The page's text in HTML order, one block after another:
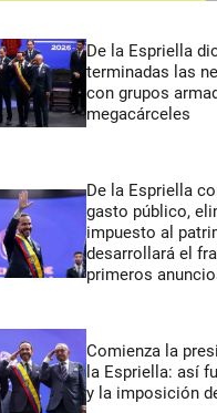
De la Espriella
terminadas las
con grupos
megacárceles
De la Espriella
gasto público,
impuesto al
desarrollará el
primeros
Comienza la
la Espriella: así
y la imposición